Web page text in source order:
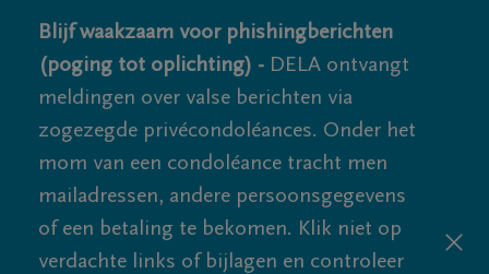
Blijf waakzaam voor phishingberichten
(poging tot oplichting) - DELA ontvangt
meldingen over valse berichten via
zogezegde privécondoléances. Onder het
mom van een condoléance tracht men
mailadressen, andere persoonsgegevens
of een betaling te bekomen. Klik niet op
verdachte links of bijlagen en controleer